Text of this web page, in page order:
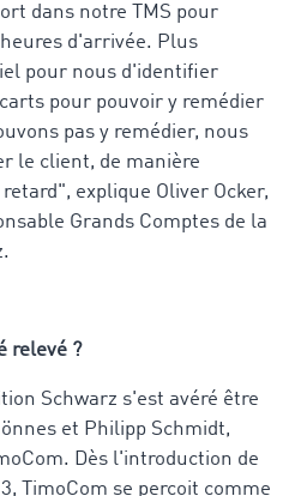
dans notre TMS pour
d'arrivée. Plus
pour nous d'identifier
pour pouvoir y remédier
pas y remédier, nous
le client, de manière
explique Oliver Ocker,
Grands Comptes de la
relevé ?
Schwarz s'est avéré être
et Philipp Schmidt,
Dès l'introduction de
TimoCom se perçoit comme